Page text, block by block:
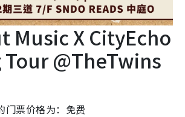
Music X CityEcho
@TheTwins
门票价格为：免费